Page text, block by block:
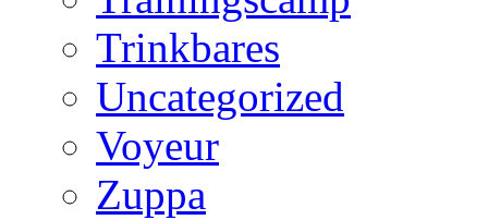
Trinkbares
Uncategorized
Voyeur
Zuppa